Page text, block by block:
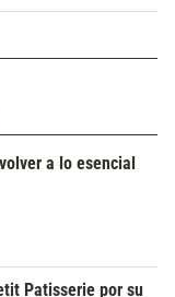
a lo esencial
Patisserie por su